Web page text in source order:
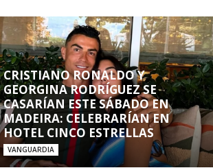
CRISTIANO RONALDO Y
GEORGINA RODRÍGUEZ SE
CASARÍAN ESTE SÁBADO EN
MADEIRA: CELEBRARÍAN EN
HOTEL CINCO ESTRELLAS
VANGUARDIA